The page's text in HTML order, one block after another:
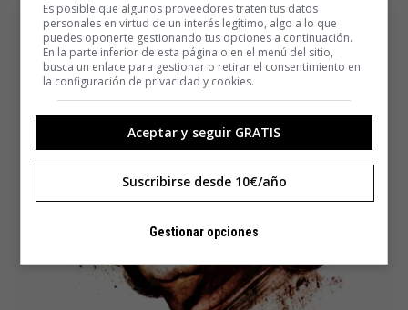
Es posible que algunos proveedores traten tus datos
personales en virtud de un interés legítimo, algo a lo que
puedes oponerte gestionando tus opciones a continuación.
En la parte inferior de esta página o en el menú del sitio,
busca un enlace para gestionar o retirar el consentimiento en
la configuración de privacidad y cookies.
Aceptar y seguir GRATIS
Suscribirse desde 10€/año
Gestionar opciones